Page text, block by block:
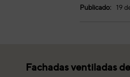
Publicado: 19
Fachadas ventiladas